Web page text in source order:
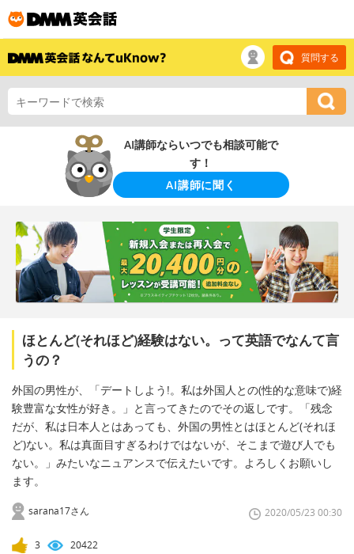
質問する
AI講師ならいつでも相談可能で
す！
AI講師に聞く
ほとんど(それほど)経験はない。って英語でなんて言
うの？
外国の男性が、「デートしよう!。私は外国人との(性的な意味で)経
験豊富な女性が好き。」と言ってきたのでその返しです。「残念
だが、私は日本人とはあっても、外国の男性とはほとんど(それほ
ど)ない。私は真面目すぎるわけではないが、そこまで遊び人でも
ない。」みたいなニュアンスで伝えたいです。よろしくお願いし
ます。
sarana17さん 2020/05/23 00:30
3 20422